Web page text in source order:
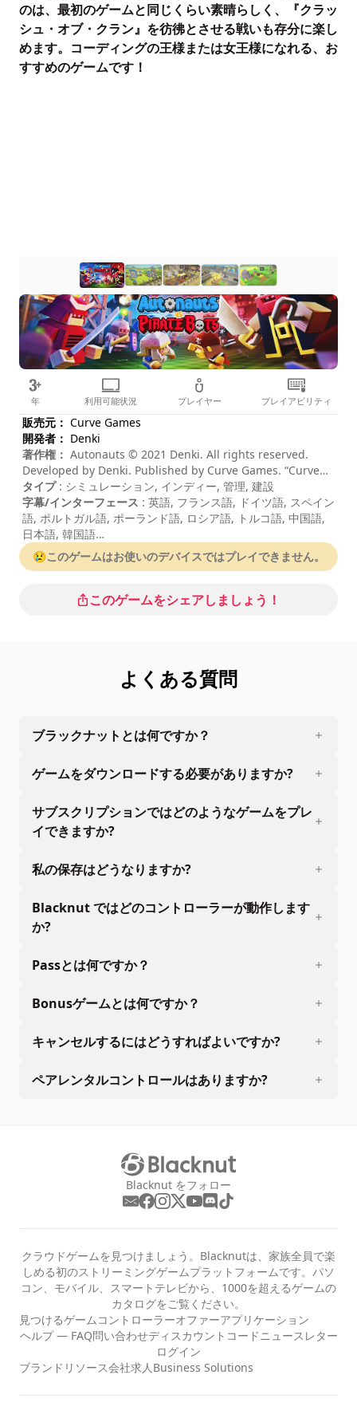
のは、最初のゲームと同じくらい素晴らしく、『クラッ
シュ・オブ・クラン』を彷彿とさせる戦いも存分に楽し
めます。コーディングの王様または女王様になれる、お
すすめのゲームです！
年 利用可能状況 プレイヤー プレイアビリティ
販売元： Curve Games
開発者： Denki
著作権： Autonauts © 2021 Denki. All rights reserved.
Developed by Denki. Published by Curve Games. “Curve
Games” is a trademark of Curve Digital Publishing
Limited.
タイプ: シミュレーション, インディー, 管理, 建設
字幕/インターフェース : 英語, フランス語, ドイツ語, スペイン
語, ポルトガル語, ポーランド語, ロシア語, トルコ語, 中国語,
日本語, 韓国語
セッションの長さ : > 30 分
合計期間: 38時間
コマンドは「ゲームオプション」に表示されています。
😢このゲームはお使いのデバイスではプレイできません。
このゲームをシェアしましょう！
よくある質問
ブラックナットとは何ですか？
ゲームをダウンロードする必要がありますか?
サブスクリプションではどのようなゲームをプレ
イできますか?
私の保存はどうなりますか?
Blacknut ではどのコントローラーが動作します
か?
Passとは何ですか？
Bonusゲームとは何ですか？
キャンセルするにはどうすればよいですか?
ペアレンタルコントロールはありますか?
Blacknut をフォロー
クラウドゲームを見つけましょう。Blacknutは、家族全員で楽
しめる初のストリーミングゲームプラットフォームです。パソ
コン、モバイル、スマートテレビから、1000を超えるゲームの
カタログをご覧ください。
見つけるゲーム コントローラーオファーアプリケーション
ヘルプ — FAQ問い合わせディスカウントコード ニュースレター
ログイン
ブランドリソース会社求人 Business Solutions